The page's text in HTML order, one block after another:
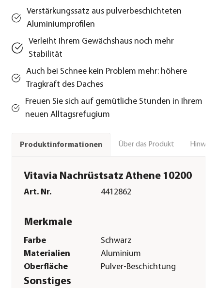
Verstärkungssatz aus pulverbeschichteten
Aluminiumprofilen
Verleiht Ihrem Gewächshaus noch mehr
Stabilität
Auch bei Schnee kein Problem mehr: höhere
Tragkraft des Daches
Freuen Sie sich auf gemütliche Stunden in Ihrem
neuen Alltagsrefugium
Produktinformationen Über das Produkt
Vitavia Nachrüstsatz Athene 10200
Art. Nr. 4412862
Merkmale
Farbe
Schwarz
Materialien
Aluminium
Oberfläche
Pulver-Beschichtung
Sonstiges